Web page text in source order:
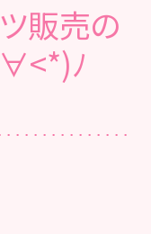
販売の
ﾉ